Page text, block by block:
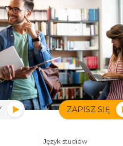
ZAPISZ SIĘ
Język studiów